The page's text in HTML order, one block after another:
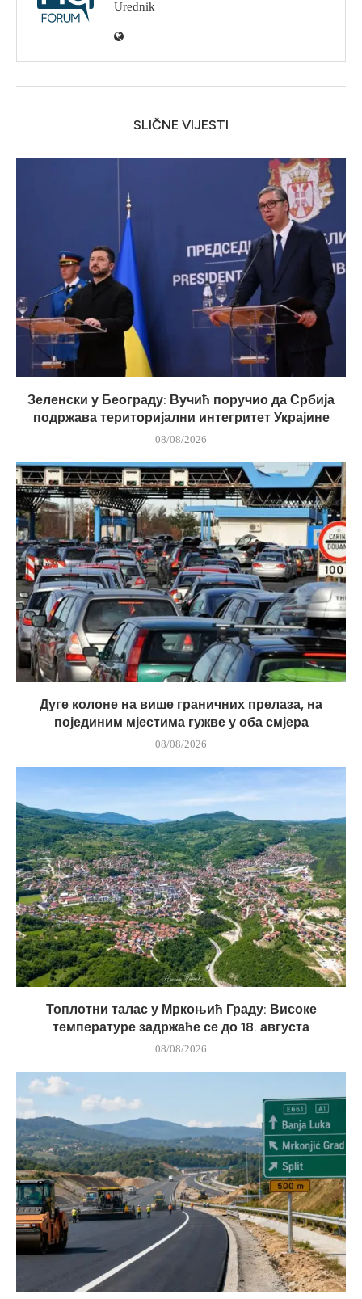
Urednik
SLIČNE VIJESTI
Зеленски у Београду: Вучић поручио да Србија
подржава територијални интегритет Украјине
08/08/2026
Дуге колоне на више граничних прелаза, на
појединим мјестима гужве у оба смјера
08/08/2026
Топлотни талас у Мркоњић Граду: Високе
температуре задржаће се до 18. августа
08/08/2026